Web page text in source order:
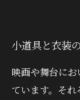
小道具と衣装
映画や舞台に
ています。そ